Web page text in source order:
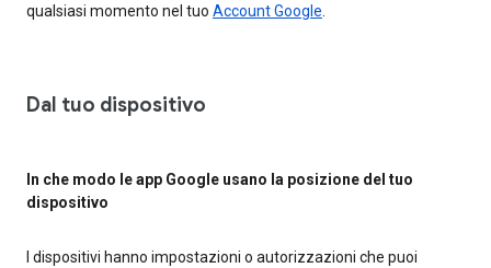
qualsiasi momento nel tuo Account Google
Dal tuo dispositivo
In che modo le app Google usano la posizione del tuo
dispositivo
I dispositivi hanno impostazioni o autorizzazioni che puoi